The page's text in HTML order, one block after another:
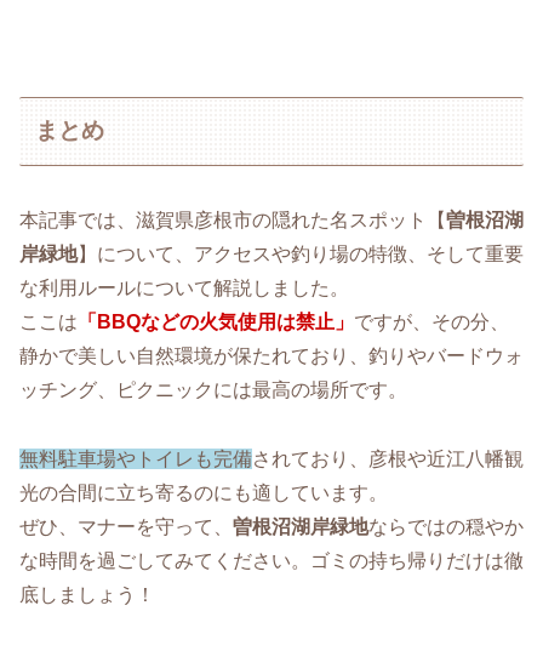
まとめ
本記事では、滋賀県彦根市の隠れた名スポット【曽根沼湖
岸緑地】について、アクセスや釣り場の特徴、そして重要
な利用ルールについて解説しました。
ここは 「BBQなどの火気使用は禁止」 ですが、その分、
静かで美しい自然環境が保たれており、釣りやバードウォ
ッチング、ピクニックには最高の場所です。
無料駐車場やトイレも完備されており、彦根や近江八幡観
光の合間に立ち寄るのにも適しています。
ぜひ、マナーを守って、 曽根沼湖岸緑地ならではの穏やか
な時間を過ごしてみてください。ゴミの持ち帰りだけは徹
底しましょう！